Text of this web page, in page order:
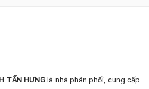
TẤN HƯNGlà nhà phân phối, cung cấp